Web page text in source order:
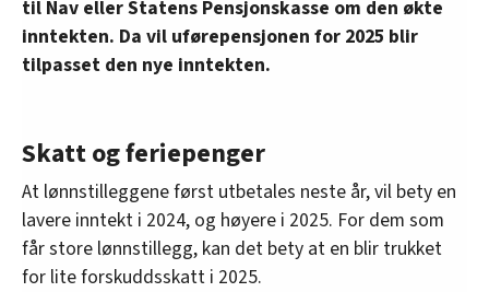
til Nav eller Statens Pensjonskasse om den økte
inntekten. Da vil uførepensjonen for 2025 blir
tilpasset den nye inntekten.
Skatt og feriepenger
At lønnstilleggene først utbetales neste år, vil bety en
lavere inntekt i 2024, og høyere i 2025. For dem som
får store lønnstillegg, kan det bety at en blir trukket
for lite forskuddsskatt i 2025.